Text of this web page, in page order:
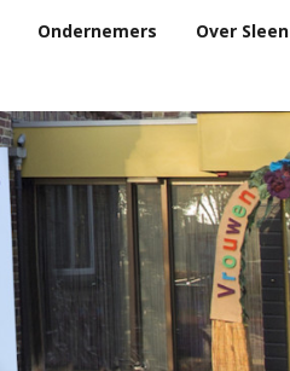
Ondernemers Over Sleen